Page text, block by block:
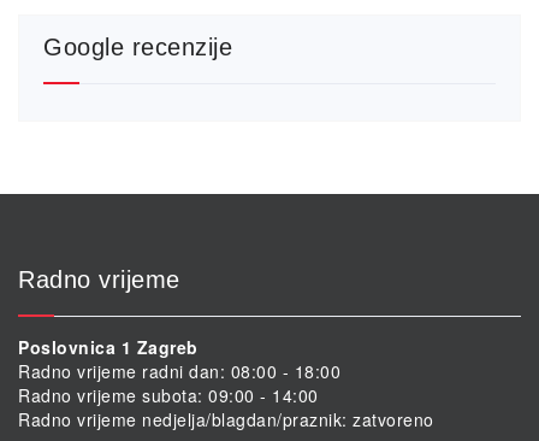
Google recenzije
Radno vrijeme
Poslovnica 1 Zagreb
Radno vrijeme radni dan: 08:00 - 18:00
Radno vrijeme subota: 09:00 - 14:00
Radno vrijeme nedjelja/blagdan/praznik: zatvoreno